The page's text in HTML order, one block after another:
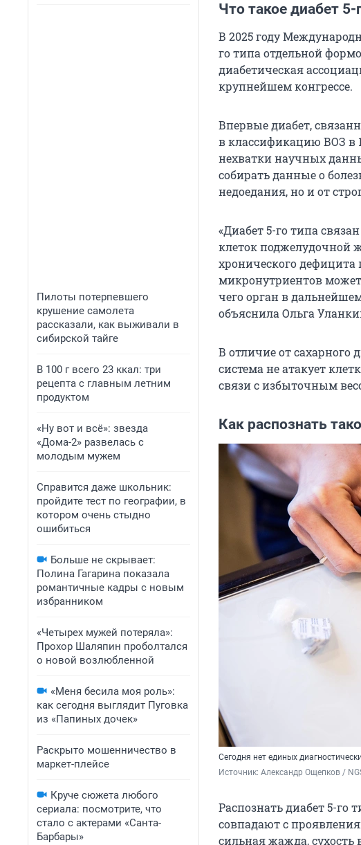
Пилоты потерпевшего
крушение самолета
рассказали, как выживали в
сибирской тайге
В 100 г всего 23 ккал: три
рецепта с главным летним
продуктом
«Ну вот и всё»: звезда
«Дома-2» развелась с
молодым мужем
Справится даже школьник:
пройдите тест по географии, в
котором очень стыдно
ошибиться
Больше не скрывает:
Полина Гагарина показала
романтичные кадры с новым
избранником
«Четырех мужей потеряла»:
Прохор Шаляпин проболтался
о новой возлюбленной
«Меня бесила моя роль»:
как сегодня выглядит Пуговка
из «Папиных дочек»
Раскрыто мошенничество в
маркет-плейсе
Круче сюжета любого
сериала: посмотрите, что
стало с актерами «Санта-
Барбары»
Что такое диабет 5-
В 2025 году
го типа отдельной
диабетическая
крупнейшем конгрессе.
Впервые диабет,
в классификацию ВОЗ в
нехватки научных
собирать данные о
недоедания, но и от
«Диабет 5-го типа
клеток поджелудочной
хронического дефицита
микронутриентов
чего орган в
объяснила Ольга
В отличие от сахарного
система не атакует
связи с избыточным
Как распознать
Сегодня нет единых
Источник: Александр Ощепков /
Распознать диабет 5-го
совпадают с
сильная жажда,